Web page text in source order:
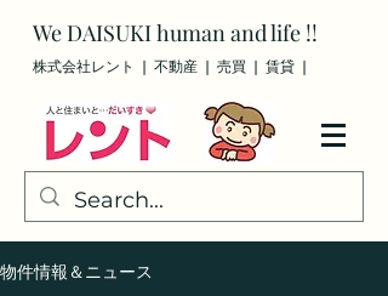
We DAISUKIhuman and life !!
株式会社レント ❘ 不動産 ❘ 売買 ❘ 賃貸 ❘
物件情報＆ニュース